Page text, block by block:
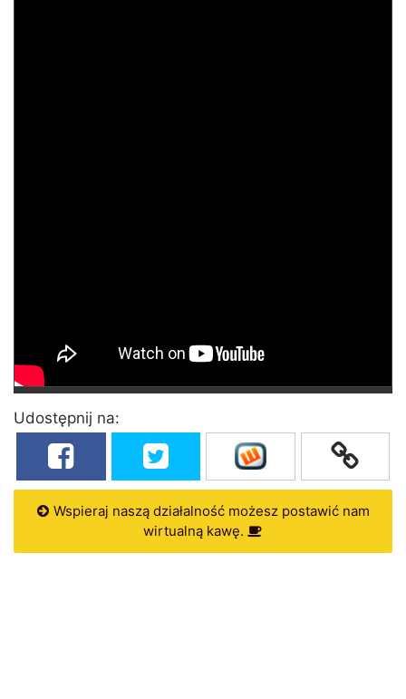
Udostępnij na:
Wspieraj naszą działalność możesz postawić nam
wirtualną kawę.